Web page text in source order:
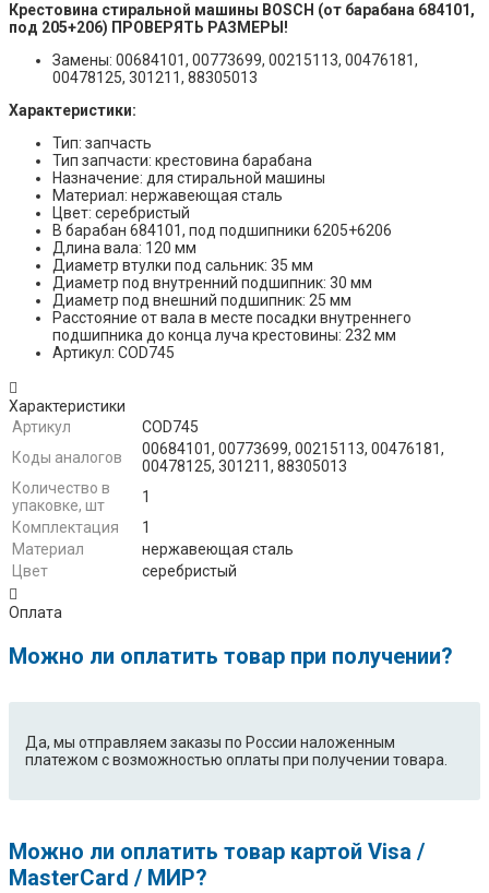
Крестовина стиральной машины BOSCH (от барабана 684101,
под 205+206) ПРОВЕРЯТЬ РАЗМЕРЫ!
Замены: 00684101, 00773699, 00215113, 00476181,
00478125, 301211, 88305013
Характеристики:
Тип: запчасть
Тип запчасти: крестовина барабана
Назначение: для стиральной машины
Материал: нержавеющая сталь
Цвет: серебристый
В барабан 684101, под подшипники 6205+6206
Длина вала: 120 мм
Диаметр втулки под сальник: 35 мм
Диаметр под внутренний подшипник: 30 мм
Диаметр под внешний подшипник: 25 мм
Расстояние от вала в месте посадки внутреннего
подшипника до конца луча крестовины: 232 мм
Артикул: COD745
Характеристики
Артикул
COD745
Коды аналогов
00684101, 00773699, 00215113, 00476181,
00478125, 301211, 88305013
Количество в
упаковке, шт
1
Комплектация
1
Материал
нержавеющая сталь
Цвет
серебристый
Оплата
Можно ли оплатить товар при получении?
Да, мы отправляем заказы по России наложенным
платежом с возможностью оплаты при получении товара.
Можно ли оплатить товар картой Visa /
MasterCard / МИР?